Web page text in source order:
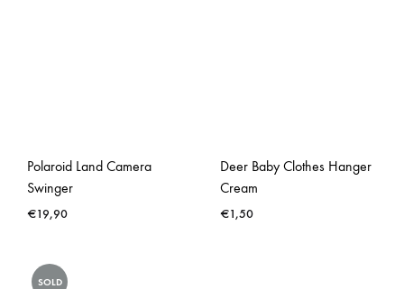
Polaroid Land Camera
Swinger
€19,90
Deer Baby Clothes Hanger
Cream
€1,50
SOLD